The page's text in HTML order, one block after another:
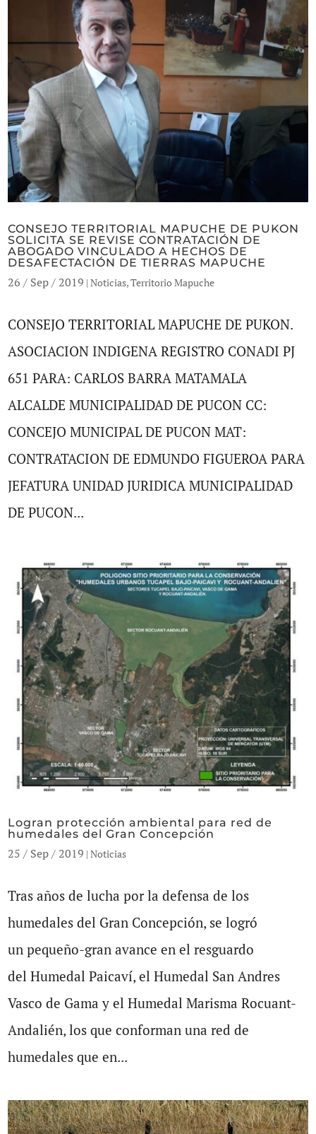
CONSEJO TERRITORIAL MAPUCHE DE PUKON
SOLICITA SE REVISE CONTRATACIÓN DE
ABOGADO VINCULADO A HECHOS DE
DESAFECTACIÓN DE TIERRAS MAPUCHE
26 / Sep / 2019 |Noticias,Territorio Mapuche
CONSEJO TERRITORIAL MAPUCHE DE PUKON.
ASOCIACION INDIGENA REGISTRO CONADI PJ
651 PARA: CARLOS BARRA MATAMALA
ALCALDE MUNICIPALIDAD DE PUCON CC:
CONCEJO MUNICIPAL DE PUCON MAT:
CONTRATACION DE EDMUNDO FIGUEROA PARA
JEFATURA UNIDAD JURIDICA MUNICIPALIDAD
DE PUCON...
Logran protección ambiental para red de
humedales del Gran Concepción
25 / Sep / 2019 |Noticias
Tras años de lucha por la defensa de los
humedales del Gran Concepción, se logró
un pequeño-gran avance en el resguardo
del Humedal Paicaví, el Humedal San Andres
Vasco de Gama y el Humedal Marisma Rocuant-
Andalién, los que conforman una red de
humedales que en...